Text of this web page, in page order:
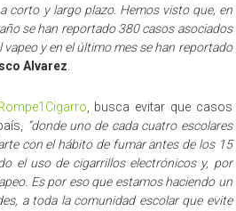
corto y largo plazo. Hemos visto que, en
se han reportado 380 casos asociados
y en el último mes se han reportado
Alvarez.
, busca evitar que casos
“donde uno de cada cuatro escolares
con el hábito de fumar antes de los 15
el uso de cigarrillos electrónicos y, por
Es por eso que estamos haciendo un
a toda la comunidad escolar que evite